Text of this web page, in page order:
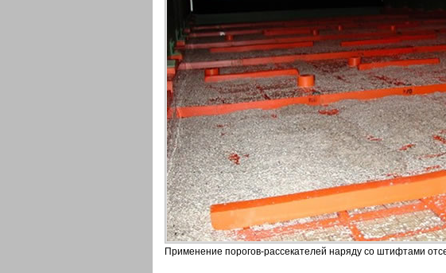
Применение порогов-рассекателей наряду со штифтами